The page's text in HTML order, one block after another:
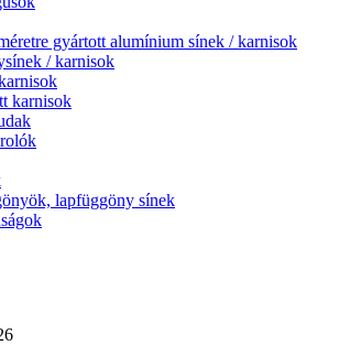
gyártott alumínium sínek / karnisok
/ karnisok
karnisok
lapfüggöny sínek